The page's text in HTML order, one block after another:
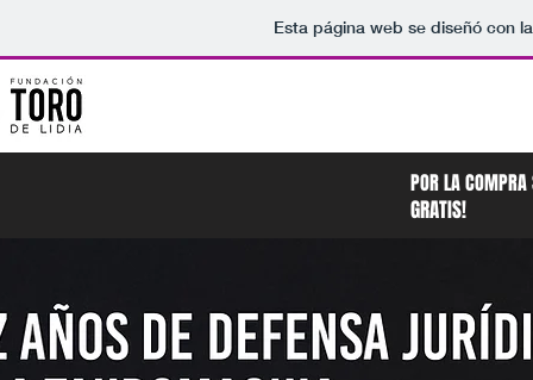
Esta página web se diseñó con
POR LA
GRATIS!